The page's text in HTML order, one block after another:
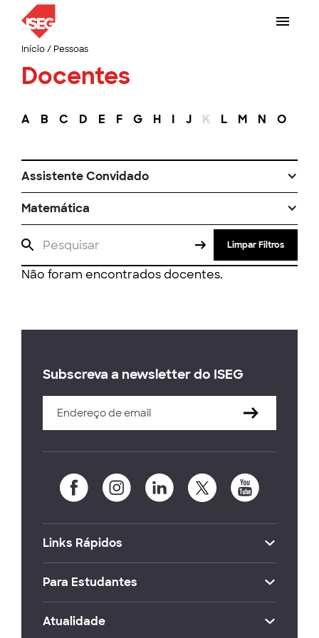
Início/ Pessoas
Docentes
A B C D E F G H I J K L M N O
Assistente Convidado
Matemática
Limpar Filtros
Não foram encontrados docentes.
Subscreva a newsletter do ISEG
Links Rápidos
Para Estudantes
Atualidade